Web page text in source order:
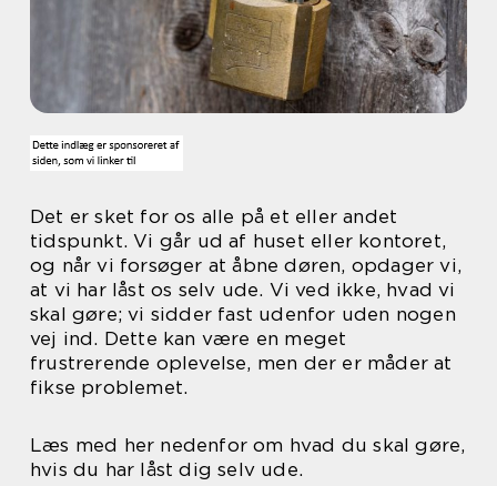
Det er sket for os alle på et eller andet
tidspunkt. Vi går ud af huset eller kontoret,
og når vi forsøger at åbne døren, opdager vi,
at vi har låst os selv ude. Vi ved ikke, hvad vi
skal gøre; vi sidder fast udenfor uden nogen
vej ind. Dette kan være en meget
frustrerende oplevelse, men der er måder at
fikse problemet.
Læs med her nedenfor om hvad du skal gøre,
hvis du har låst dig selv ude.